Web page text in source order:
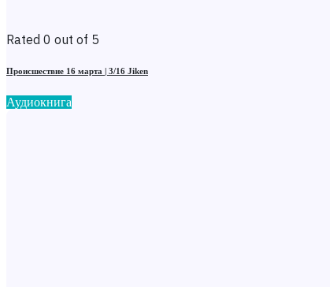
Rated 0 out of 5
Происшествие 16 марта | 3/16 Jiken
Аудиокнига